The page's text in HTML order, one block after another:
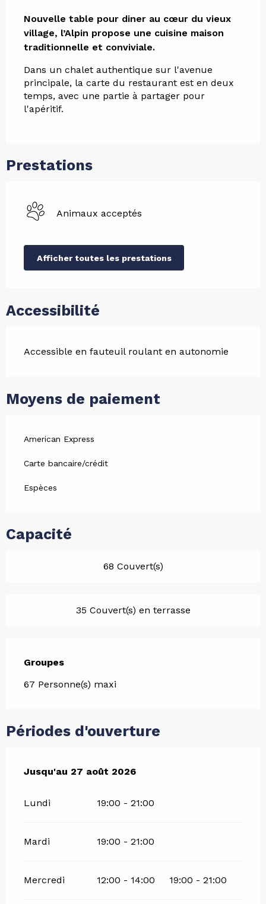
Nouvelle table pour diner au cœur du vieux
village, l’Alpin propose une cuisine maison
traditionnelle et conviviale.
Dans un chalet authentique sur l'avenue
principale, la carte du restaurant est en deux
temps, avec une partie à partager pour
l'apéritif.
Prestations
Animaux acceptés
Afficher toutes les prestations
Accessibilité
Accessible en fauteuil roulant en autonomie
Moyens de paiement
American Express
Carte bancaire/crédit
Espèces
Capacité
68 Couvert(s)
35 Couvert(s) en terrasse
Groupes
Groupes
67 Personne(s) maxi
Périodes d'ouverture
Du9 juillet 2026au27 août 2026
Jusqu'au 27 août 2026
Lundi 19:00 - 21:00
Mardi 19:00 - 21:00
Mercredi 12:00 - 14:00 19:00 - 21:00